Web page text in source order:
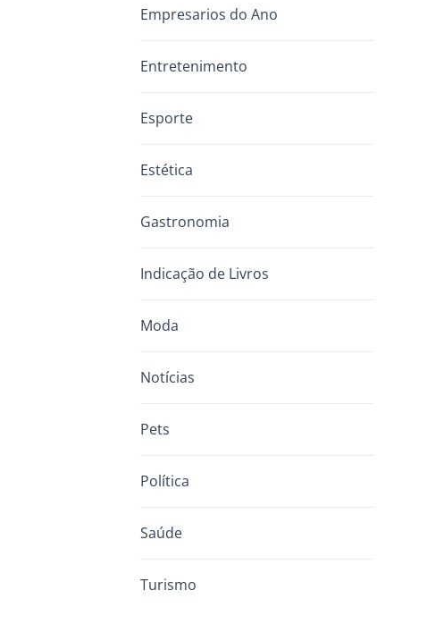
Empresarios do Ano
Entretenimento
Esporte
Estética
Gastronomia
Indicação de Livros
Moda
Notícias
Pets
Política
Saúde
Turismo